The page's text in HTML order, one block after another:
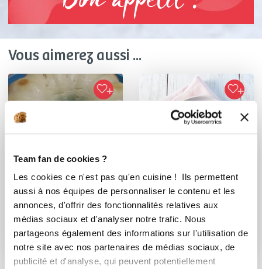
Team fan de cookies ?
Les cookies ce n'est pas qu'en cuisine ! Ils permettent
aussi à nos équipes de personnaliser le contenu et les
annonces, d'offrir des fonctionnalités relatives aux
médias sociaux et d'analyser notre trafic. Nous
partageons également des informations sur l'utilisation de
notre site avec nos partenaires de médias sociaux, de
publicité et d'analyse, qui peuvent potentiellement
Vous aimerez aussi ...
titiepa
Cheesecake japonais
Chef Laurent Deregnaucourt
Chef Guy Demarle
Soupe de fraises et
fromage blanc